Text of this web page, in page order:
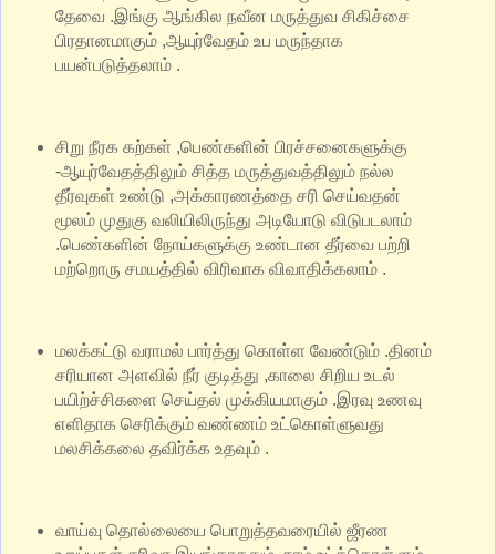
தேவை .இங்கு ஆங்கில நவீன மருத்துவ சிகிச்சை
பிரதானமாகும் ,ஆயுர்வேதம் உப மருந்தாக
பயன்படுத்தலாம் .
சிறு நீரக கற்கள் ,பெண்களின் பிரச்சனைகளுக்கு
-ஆயுர்வேதத்திலும் சித்த மருத்துவத்திலும் நல்ல
தீர்வுகள் உண்டு ,அக்காரணத்தை சரி செய்வதன்
மூலம் முதுகு வலியிலிருந்து அடியோடு விடுபடலாம்
.பெண்களின் நோய்களுக்கு உண்டான தீர்வை பற்றி
மற்றொரு சமயத்தில் விரிவாக விவாதிக்கலாம் .
மலக்கட்டு வராமல் பார்த்து கொள்ள வேண்டும் .தினம்
சரியான அளவில் நீர் குடித்து ,காலை சிறிய உடல்
பயிற்ச்சிகளை செய்தல் முக்கியமாகும் .இரவு உணவு
எளிதாக செரிக்கும் வண்ணம் உட்கொள்ளுவது
மலசிக்கலை தவிர்க்க உதவும் .
வாய்வு தொல்லையை பொறுத்தவரையில் ஜீரண